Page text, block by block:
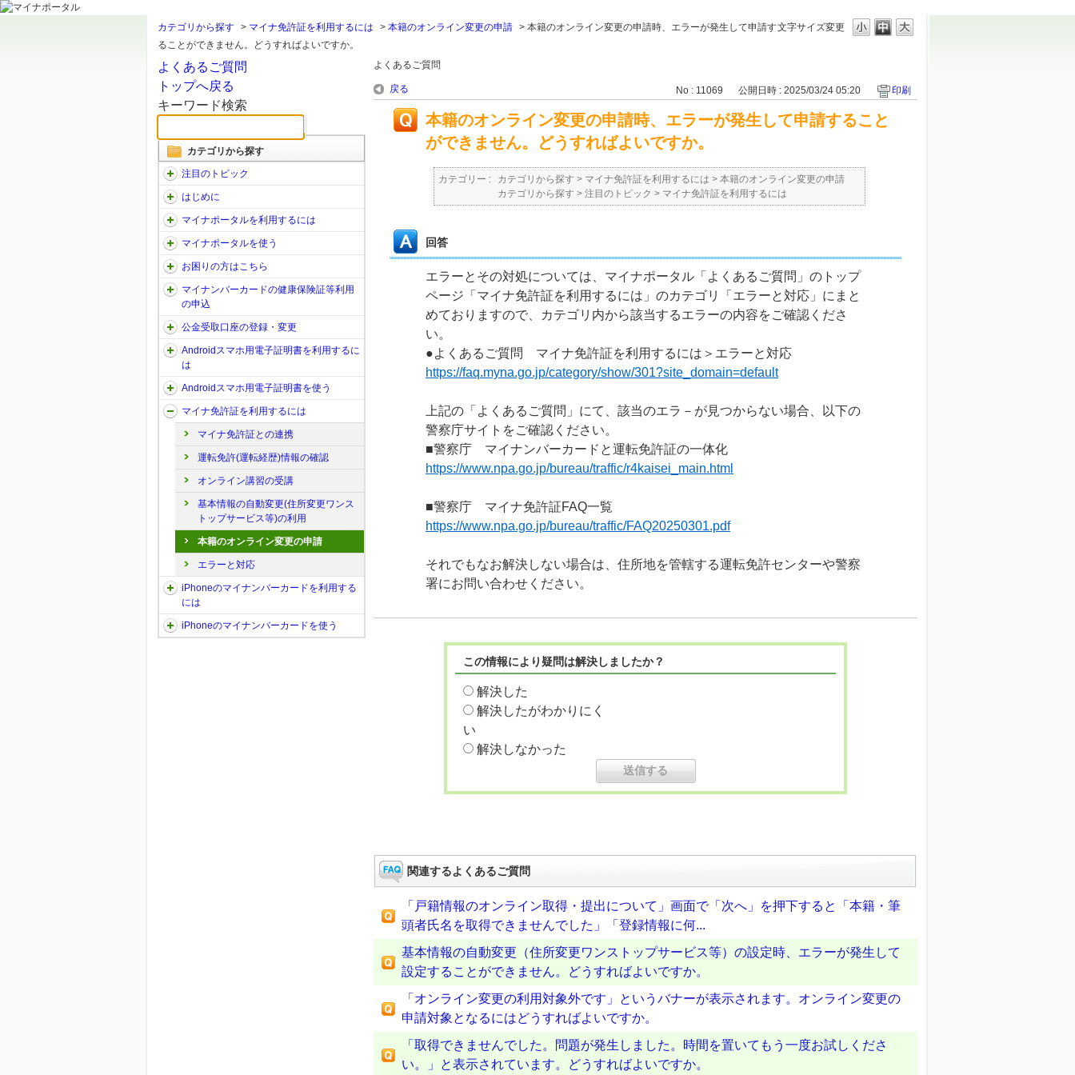
文字サイズ変更
カテゴリから探す > マイナ免許証を利用するには > 本籍のオンライン変更の申請 > 本籍のオンライン変更の申請時、エラーが発生して申請す
ることができません。どうすればよいですか。
よくあるご質問
トップへ戻る
キーワード検索
カテゴリから探す
注目のトピック
はじめに
マイナポータルを利用するには
マイナポータルを使う
お困りの方はこちら
マイナンバーカードの健康保険証等利用
の申込
公金受取口座の登録・変更
Androidスマホ用電子証明書を利用するに
は
Androidスマホ用電子証明書を使う
マイナ免許証を利用するには
マイナ免許証との連携
運転免許(運転経歴)情報の確認
オンライン講習の受講
基本情報の自動変更(住所変更ワンス
トップサービス等)の利用
本籍のオンライン変更の申請
エラーと対応
iPhoneのマイナンバーカードを利用する
には
iPhoneのマイナンバーカードを使う
よくあるご質問
戻る No : 11069 公開日時 : 2025/03/24 05:20 印刷
本籍のオンライン変更の申請時、エラーが発生して申請すること
ができません。どうすればよいですか。
カテゴリー : カテゴリから探す > マイナ免許証を利用するには > 本籍のオンライン変更の申請
カテゴリから探す > 注目のトピック > マイナ免許証を利用するには
回答
エラーとその対処については、マイナポータル「よくあるご質問」のトップ
ページ「マイナ免許証を利用するには」のカテゴリ「エラーと対応」にまと
めておりますので、カテゴリ内から該当するエラーの内容をご確認くださ
い。
●よくあるご質問 マイナ免許証を利用するには＞エラーと対応
https://faq.myna.go.jp/category/show/301?site_domain=default
上記の「よくあるご質問」にて、該当のエラ－が見つからない場合、以下の
警察庁サイトをご確認ください。
■警察庁 マイナンバーカードと運転免許証の一体化
https://www.npa.go.jp/bureau/traffic/r4kaisei_main.html
■警察庁 マイナ免許証FAQ一覧
https://www.npa.go.jp/bureau/traffic/FAQ20250301.pdf
それでもなお解決しない場合は、住所地を管轄する運転免許センターや警察
署にお問い合わせください。
この情報により疑問は解決しましたか？
解決した
解決したがわかりにく
い
解決しなかった
関連するよくあるご質問
「戸籍情報のオンライン取得・提出について」画面で「次へ」を押下すると「本籍・筆
頭者氏名を取得できませんでした」「登録情報に何...
基本情報の自動変更（住所変更ワンストップサービス等）の設定時、エラーが発生して
設定することができません。どうすればよいですか。
「オンライン変更の利用対象外です」というバナーが表示されます。オンライン変更の
申請対象となるにはどうすればよいですか。
「取得できませんでした。問題が発生しました。時間を置いてもう一度お試しくださ
い。」と表示されています。どうすればよいですか。